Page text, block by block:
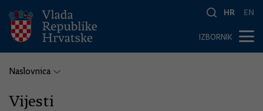
HR EN
IZBORNIK
Naslovnica
Vijesti